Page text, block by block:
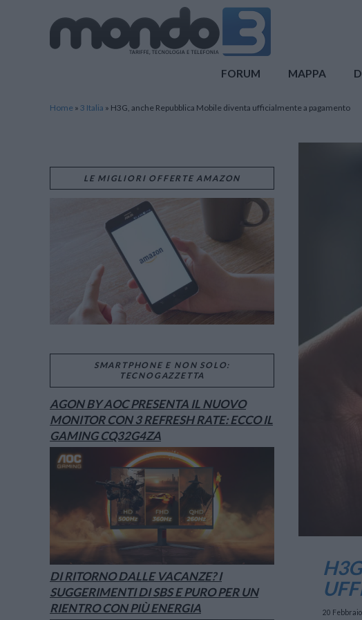
FORUM MAPPA
Home » 3 Italia » H3G, anche Repubblica Mobile diventa ufficialmente a pagamento
20
LE MIGLIORI OFFERTE AMAZON
SMARTPHONE E NON SOLO:
TECNOGAZZETTA
AGON BY AOC PRESENTA IL NUOVO
MONITOR CON 3 REFRESH RATE: ECCO IL
GAMING CQ32G4ZA
DI RITORNO DALLE VACANZE? I
SUGGERIMENTI DI SBS E PURO PER UN
RIENTRO CON PIÙ ENERGIA